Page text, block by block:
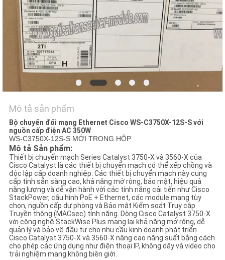
TIN
TỨC
CÁC
ÁN
SITEMAP
CHÍNH
SÁCH
BẢO
MẬT
Mô tả sản phẩm
Bộ chuyển đổi mạng Ethernet Cisco WS-C3750X-12S-S với
nguồn cấp điện AC 350W
WS-C3750X-12S-S MỚI TRONG HỘP
Mô tả Sản phẩm:
Thiết bị chuyển mạch Series Catalyst 3750-X và 3560-X của
Cisco Catalyst là các thiết bị chuyển mạch có thể xếp chồng và
độc lập cấp doanh nghiệp. Các thiết bị chuyển mạch này cung
cấp tính sẵn sàng cao, khả năng mở rộng, bảo mật, hiệu quả
năng lượng và dễ vận hành với các tính năng cải tiến như Cisco
StackPower, cấu hình PoE + Ethernet, các module mạng tùy
chọn, nguồn cấp dự phòng và Bảo mật Kiểm soát Truy cập
Truyền thông (MACsec) tính năng. Dòng Cisco Catalyst 3750-X
với công nghệ StackWise Plus mang lại khả năng mở rộng, dễ
quản lý và bảo vệ đầu tư cho nhu cầu kinh doanh phát triển.
Cisco Catalyst 3750-X và 3560-X nâng cao năng suất bằng cách
cho phép các ứng dụng như điện thoại IP, không dây và video cho
trải nghiệm mạng không biên giới.